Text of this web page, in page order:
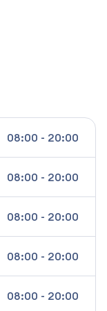
08:00 - 20:00
08:00 - 20:00
08:00 - 20:00
08:00 - 20:00
08:00 - 20:00